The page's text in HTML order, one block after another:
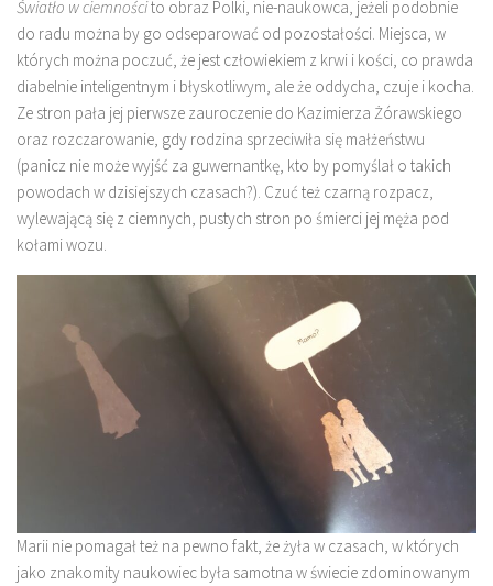
Światło w ciemnościto obraz Polki, nie-naukowca, jeżeli podobnie
do radu można by go odseparować od pozostałości. Miejsca, w
których można poczuć, że jest człowiekiem z krwi i kości, co prawda
diabelnie inteligentnym i błyskotliwym, ale że oddycha, czuje i kocha.
Ze stron pała jej pierwsze zauroczenie do Kazimierza Żórawskiego
oraz rozczarowanie, gdy rodzina sprzeciwiła się małżeństwu
(panicz nie może wyjść za guwernantkę, kto by pomyślał o takich
powodach w dzisiejszych czasach?). Czuć też czarną rozpacz,
wylewającą się z ciemnych, pustych stron po śmierci jej męża pod
kołami wozu.
Marii nie pomagał też na pewno fakt, że żyła w czasach, w których
jako znakomity naukowiec była samotna w świecie zdominowanym